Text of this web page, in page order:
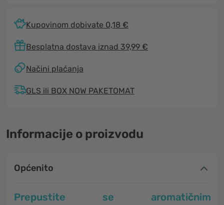
Kupovinom dobivate 0,18 €
Besplatna dostava iznad 39,99 €
Načini plaćanja
GLS ili BOX NOW PAKETOMAT
Informacije o proizvodu
Općenito
Prepustite se aromatičnim